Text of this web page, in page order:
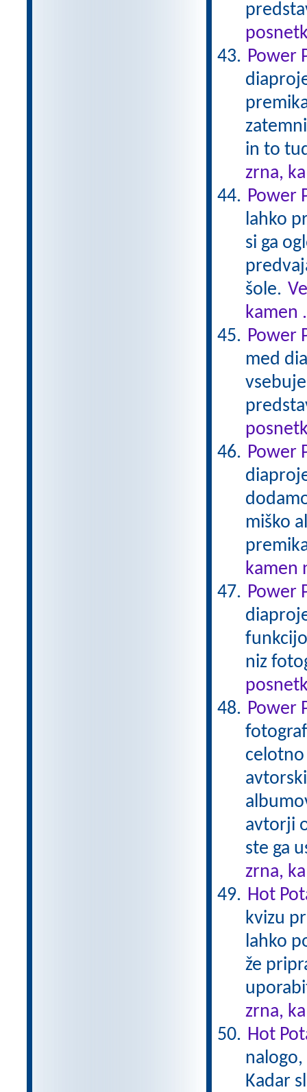
Power
in to
zrna,
Power
lahko
si ga
šole.
kamen
Power
med
Power
miško
kamen
Power
niz
Power
celotno
avtorji
ste ga
zrna,
Hot
kvizu
lahko
že
zrna,
Hot
Kadar